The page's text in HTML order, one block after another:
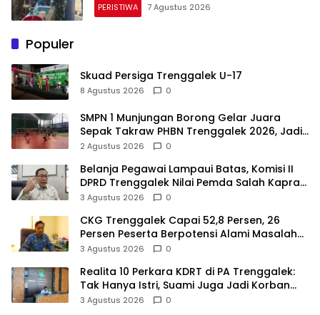
PERISTIWA 7 Agustus 2026
Populer
Skuad Persiga Trenggalek U-17
8 Agustus 2026 0
SMPN 1 Munjungan Borong Gelar Juara
Sepak Takraw PHBN Trenggalek 2026, Jadi
Modal Menuju POPDA Jatim
2 Agustus 2026 0
Belanja Pegawai Lampaui Batas, Komisi II
DPRD Trenggalek Nilai Pemda Salah Kaprah
dalam Perencanaan
3 Agustus 2026 0
CKG Trenggalek Capai 52,8 Persen, 26
Persen Peserta Berpotensi Alami Masalah
Kejiwaan
3 Agustus 2026 0
Realita 10 Perkara KDRT di PA Trenggalek:
Tak Hanya Istri, Suami Juga Jadi Korban
Kekerasan
3 Agustus 2026 0